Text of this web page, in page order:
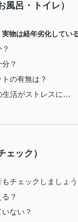
呂・トイレ）
実物は経年劣化してい
？
の有無は？
生活がストレスに…
ック）
チェックしましょう
？
ない？